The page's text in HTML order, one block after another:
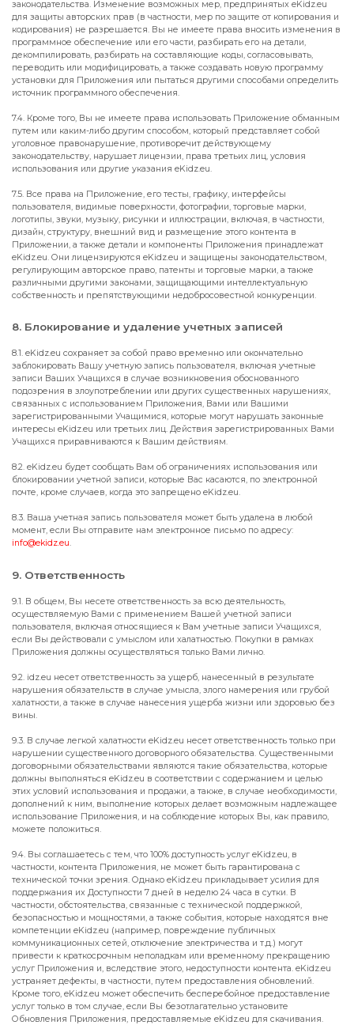
законодательства. Изменение возможных мер, предпринятых eKidz.eu
для защиты авторских прав (в частности, мер по защите от копирования и
кодирования) не разрешается. Вы не имеете права вносить изменения в
программное обеспечение или его части, разбирать его на детали,
декомпилировать, разбирать на составляющие коды, согласовывать,
переводить или модифицировать, а также создавать новую программу
установки для Приложения или пытаться другими способами определить
источник программного обеспечения.
7.4. Кроме того, Вы не имеете права использовать Приложение обманным
путем или каким-либо другим способом, который представляет собой
уголовное правонарушение, противоречит действующему
законодательству, нарушает лицензии, права третьих лиц, условия
использования или другие указания eKidz.eu.
7.5. Все права на Приложение, его тесты, графику, интерфейсы
пользователя, видимые поверхности, фотографии, торговые марки,
логотипы, звуки, музыку, рисунки и иллюстрации, включая, в частности,
дизайн, структуру, внешний вид и размещение этого контента в
Приложении, а также детали и компоненты Приложения принадлежат
eKidz.eu. Они лицензируются eKidz.eu и защищены законодательством,
регулирующим авторское право, патенты и торговые марки, а также
различными другими законами, защищающими интеллектуальную
собственность и препятствующими недобросовестной конкуренции.
8. Блокирование и удаление учетных записей
8.1. eKidz.eu сохраняет за собой право временно или окончательно
заблокировать Вашу учетную запись пользователя, включая учетные
записи Ваших Учащихся в случае возникновения обоснованного
подозрения в злоупотреблении или других существенных нарушениях,
связанных с использованием Приложения, Вами или Вашими
зарегистрированными Учащимися, которые могут нарушать законные
интересы eKidz.eu или третьих лиц. Действия зарегистрированных Вами
Учащихся приравниваются к Вашим действиям.
8.2. eKidz.eu будет сообщать Вам об ограничениях использования или
блокировании учетной записи, которые Вас касаются, по электронной
почте, кроме случаев, когда это запрещено eKidz.eu.
8.3. Ваша учетная запись пользователя может быть удалена в любой
момент, если Вы отправите нам электронное письмо по адресу:
info@ekidz.eu.
9. Ответственность
9.1. В общем, Вы несете ответственность за всю деятельность,
осуществляемую Вами с применением Вашей учетной записи
пользователя, включая относящиеся к Вам учетные записи Учащихся,
если Вы действовали с умыслом или халатностью. Покупки в рамках
Приложения должны осуществляться только Вами лично.
9.2. idz.eu несет ответственность за ущерб, нанесенный в результате
нарушения обязательств в случае умысла, злого намерения или грубой
халатности, а также в случае нанесения ущерба жизни или здоровью без
вины.
9.3. В случае легкой халатности eKidz.eu несет ответственность только при
нарушении существенного договорного обязательства. Существенными
договорными обязательствами являются такие обязательства, которые
должны выполняться eKidz.eu в соответствии с содержанием и целью
этих условий использования и продажи, а также, в случае необходимости,
дополнений к ним, выполнение которых делает возможным надлежащее
использование Приложения, и на соблюдение которых Вы, как правило,
можете положиться.
9.4. Вы соглашаетесь с тем, что 100% доступность услуг eKidz.eu, в
частности, контента Приложения, не может быть гарантирована с
технической точки зрения. Однако eKidz.eu прикладывает усилия для
поддержания их Доступности 7 дней в неделю 24 часа в сутки. В
частности, обстоятельства, связанные с технической поддержкой,
безопасностью и мощностями, а также события, которые находятся вне
компетенции eKidz.eu (например, повреждение публичных
коммуникационных сетей, отключение электричества и т.д.) могут
привести к краткосрочным неполадкам или временному прекращению
услуг Приложения и, вследствие этого, недоступности контента. eKidz.eu
устраняет дефекты, в частности, путем предоставления обновлений.
Кроме того, eKidz.eu может обеспечить бесперебойное предоставление
услуг только в том случае, если Вы безотлагательно установите
Обновления Приложения, предоставляемые eKidz.eu для скачивания.